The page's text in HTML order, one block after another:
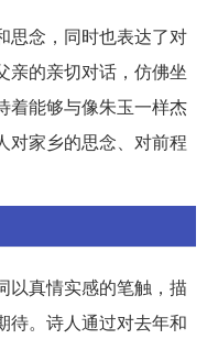
思念，同时也表达了对
亲的亲切对话，仿佛坐
着能够与像朱玉一样杰
对家乡的思念、对前程
以真情实感的笔触，描
待。诗人通过对去年和